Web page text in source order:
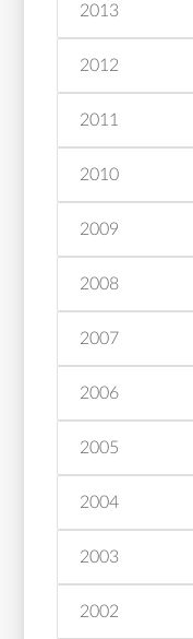
2013
2012
2011
2010
2009
2008
2007
2006
2005
2004
2003
2002